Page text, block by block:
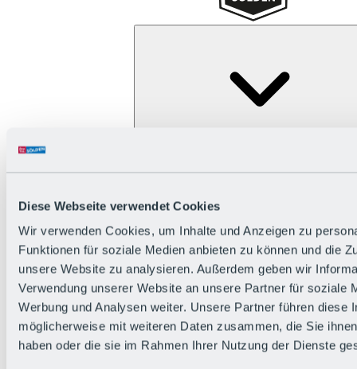
Diese Webseite verwendet Cookies
Wir verwenden Cookies, um Inhalte und Anzeigen zu
Funktionen für soziale Medien anbieten zu können und die
unsere Website zu analysieren. Außerdem geben wir
Verwendung unserer Website an unsere Partner für soziale
Werbung und Analysen weiter. Unsere Partner führen diese
möglicherweise mit weiteren Daten zusammen, die Sie
haben oder die sie im Rahmen Ihrer Nutzung der Dienste
Alle Live-Infos
Wetter
Hüttenstatus
Livecams
Urlaubsregion